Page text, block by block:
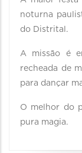
noturna
do Distrital.
A missão é
recheada de
para dançar
O melhor do
pura magia.